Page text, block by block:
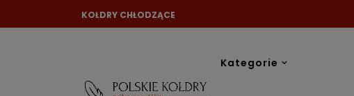
KOŁDRY CHŁODZĄCE
Kategorie